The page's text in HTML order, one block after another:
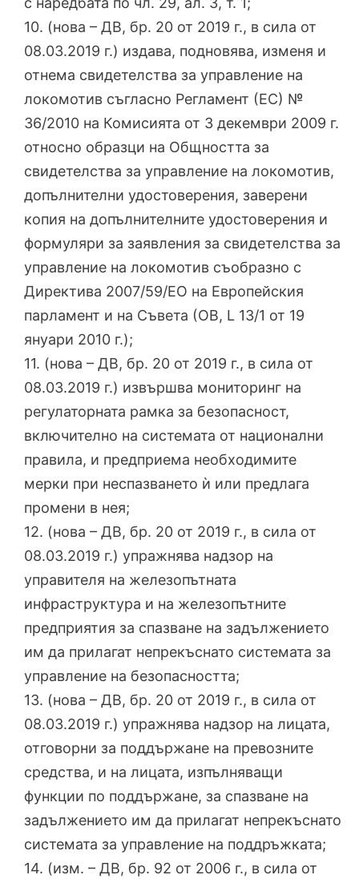
10. (нова – ДВ, бр. 20 от 2019 г., в сила от
08.03.2019 г.) издава, подновява, изменя и
отнема свидетелства за управление на
локомотив съгласно Регламент (ЕС) №
36/2010 на Комисията от 3 декември 2009 г.
относно образци на Общността за
свидетелства за управление на локомотив,
допълнителни удостоверения, заверени
копия на допълнителните удостоверения и
формуляри за заявления за свидетелства за
управление на локомотив съобразно с
Директива 2007/59/ЕО на Европейския
парламент и на Съвета (ОВ, L 13/1 от 19
януари 2010 г.);
11. (нова – ДВ, бр. 20 от 2019 г., в сила от
08.03.2019 г.) извършва мониторинг на
регулаторната рамка за безопасност,
включително на системата от национални
правила, и предприема необходимите
мерки при неспазването ѝ или предлага
промени в нея;
12. (нова – ДВ, бр. 20 от 2019 г., в сила от
08.03.2019 г.) упражнява надзор на
управителя на железопътната
инфраструктура и на железопътните
предприятия за спазване на задължението
им да прилагат непрекъснато системата за
управление на безопасността;
13. (нова – ДВ, бр. 20 от 2019 г., в сила от
08.03.2019 г.) упражнява надзор на лицата,
отговорни за поддържане на превозните
средства, и на лицата, изпълняващи
функции по поддържане, за спазване на
задължението им да прилагат непрекъснато
системата за управление на поддръжката;
14. (изм. – ДВ, бр. 92 от 2006 г., в сила от